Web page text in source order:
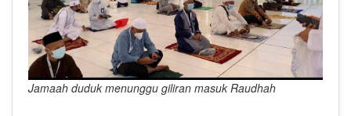
Jamaah duduk menunggu giliran masuk Raudhah